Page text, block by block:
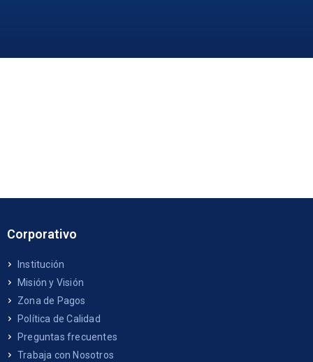
Corporativo
Institución
Misión y Visión
Zona de Pagos
Política de Calidad
Preguntas frecuentes
Trabaja con Nosotros